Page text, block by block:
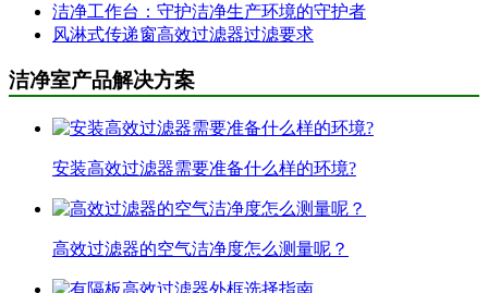
洁净工作台：守护洁净生产环境的守护者
风淋式传递窗高效过滤器过滤要求
洁净室产品解决方案
安装高效过滤器需要准备什么样的环境?
高效过滤器的空气洁净度怎么测量呢？